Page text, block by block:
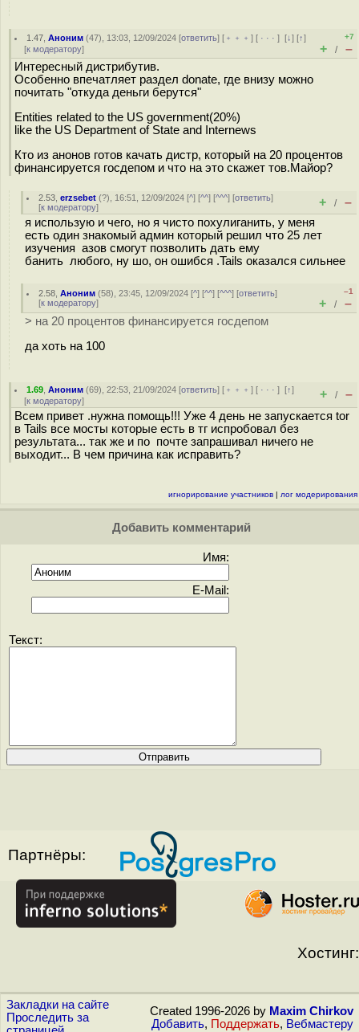
1.47 ,Аноним (47), 13:03, 12/09/2024 [ответить] [ ﹢﹢﹢] [ · · ·][↓] [↑]
[к модератору]
+7
+ / –
Интересный дистрибутив.
Особенно впечатляет раздел donate, где внизу можно
почитать "откуда деньги берутся"
Entities related to the US government(20%)
like the US Department of State and Internews
Кто из анонов готов качать дистр, который на 20 процентов
финансируется госдепом и что на это скажет тов.Майор?
2.53 ,erzsebet (?), 16:51, 12/09/2024 [^] [^^] [^^^] [ответить]
[к модератору] + / –
я использую и чего, но я чисто похулиганить, у меня
есть один знакомый админ который решил что 25 лет
изучения азов смогут позволить дать ему
банить любого, ну шо, он ошибся .Tails оказался сильнее
2.58 ,Аноним (58), 23:45, 12/09/2024 [^] [^^] [^^^] [ответить]
[к модератору]
–1
+ / –
> на 20 процентов финансируется госдепом
да хоть на 100
1.69 ,Аноним (69), 22:53, 21/09/2024 [ответить] [ ﹢﹢﹢] [ · · ·][↑]
[к модератору] + / –
Всем привет .нужна помощь!!! Уже 4 день не запускается tor
в Tails все мосты которые есть в тг испробовал без
результата... так же и по почте запрашивал ничего не
выходит... В чем причина как исправить?
игнорирование участников | лог модерирования
Добавить комментарий
Имя:
E-Mail:
Текст:
Партнёры:
Хостинг:
Закладки на сайте
Проследить за
Created 1996-2026 by Maxim Chirkov
Добавить, Поддержать, Вебмастеру